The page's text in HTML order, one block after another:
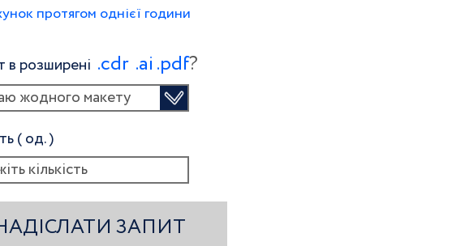
протягом однієї години
в розширені .сdr .ai .pdf?
жодного макету
( од. )
ЗАПИТ